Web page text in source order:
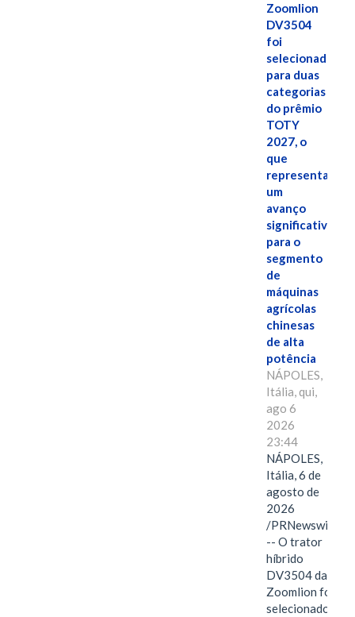
Zoomlion
DV3504
foi
selecionado
para duas
categorias
do prêmio
TOTY
2027, o
que
representa
um
avanço
significativo
para o
segmento
de
máquinas
agrícolas
chinesas
de alta
potência
NÁPOLES,
Itália, qui,
ago 6
2026
23:44
NÁPOLES,
Itália, 6 de
agosto de
2026
/PRNewswire/
-- O trator
híbrido
DV3504 da
Zoomlion foi
selecionado